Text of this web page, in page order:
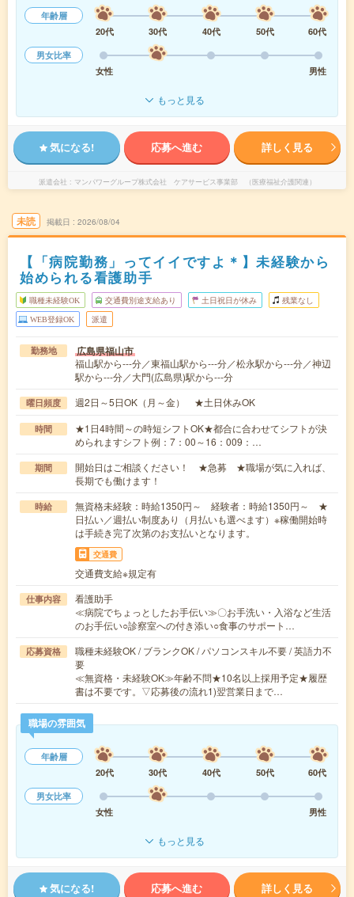
年齢層
20代
30代 40代 50代
60代
男女比率
女性
男性
もっと見る
気になる! 応募へ進む 詳しく見る
派遣会社 マンパワーグループ株式会社 ケアサービス事業部 （医療福祉介護関連）
未読 掲載日 2026/08/04
【「病院勤務」ってイイですよ＊】未経験から
始められる看護助手
職種未経験OK 交通費別途支給あり 土日祝日が休み 残業なし
WEB登録OK 派遣
勤務地 広島県福山市
福山駅から---分／東福山駅から---分／松永駅から---分／神辺
駅から---分／大門(広島県)駅から---分
曜日頻度 週2日～5日OK（月～金） ★土日休みOK
時間
★1日4時間～の時短シフトOK★都合に合わせてシフトが決
められますシフト例：7：00～16：009：…
期間
開始日はご相談ください！ ★急募 ★職場が気に入れば、
長期でも働けます！
時給
無資格未経験：時給1350円～ 経験者：時給1350円～ ★
日払い／週払い制度あり（月払いも選べます）※稼働開始時
は手続き完了次第のお支払いとなります。
交通費
交通費支給※規定有
仕事内容
看護助手
≪病院でちょっとしたお手伝い≫〇お手洗い・入浴など生活
のお手伝い○診察室への付き添い○食事のサポート…
応募資格
職種未経験OK / ブランクOK / パソコンスキル不要 / 英語力不
要
≪無資格・未経験OK≫年齢不問★10名以上採用予定★履歴
書は不要です。▽応募後の流れ1)翌営業日まで…
職場の雰囲気
年齢層
20代
30代 40代 50代
60代
男女比率
女性
男性
もっと見る
気になる! 応募へ進む 詳しく見る